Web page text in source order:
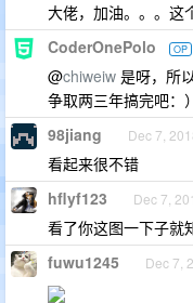
大佬，加油。。。这
CoderOnePolo OP
@chiweiw 是呀，所
争取两三年搞完吧：）
98jiang Dec 7,
看起来很不错
hflyf123 Dec 7,
看了你这图一下子就
fuwu1245 Dec 7,